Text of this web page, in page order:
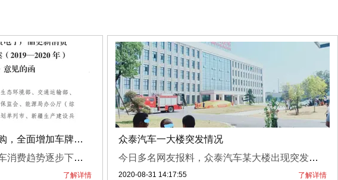
重磅！发改委拟放开汽车限购，全面增加车牌指标
中国汽车销量持续下滑，汽车消费趋势逐步下降，在这样的大环境下，国家发改委有望引导进一步放开限购政策，全面鼓励汽车消费。从网曝文件，国家发改委下发《推动汽车、家电、消费电子产品更新消费促进循环经济发展实施方案（2019-2020年）（征求意见稿）》，计划进一步扩大汽车等消费市场，促进循环经济发展，深化供给侧结构性改革。文件中还详细讲述具体实施方案，在汽车领域共有9点支持条例。其中最为重要的是，限购城...
了解详情
众泰汽车一大楼突发情况
今日多名网友报料，众泰汽车某大楼出现突发情况，一名男子爬上楼顶，消防员在现场开展工作。
2020-08-31 14:17:55 了解详情